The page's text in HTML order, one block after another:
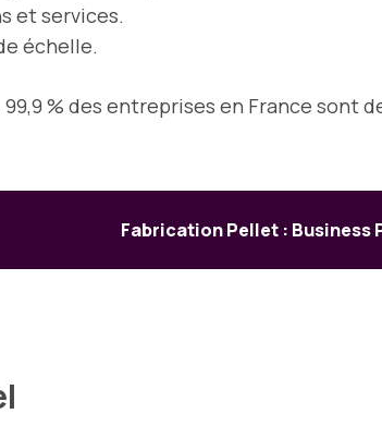
et services.
échelle.
99,9 % des entreprises en France
Fabrication Pellet : Business